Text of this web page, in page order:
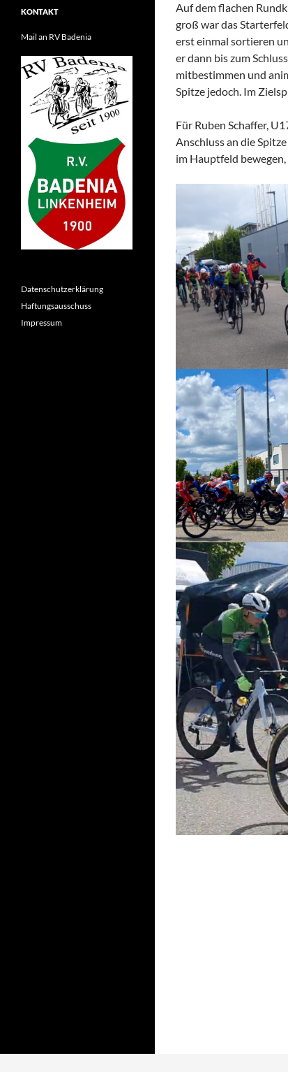
Auf dem flachen
groß war das
erst einmal sortieren
er dann bis zum
mitbestimmen und
Spitze jedoch. Im
Für Ruben Schaffer,
Anschluss an die
im Hauptfeld
KONTAKT
Mail an RV Badenia
Datenschutzerklärung
Haftungsausschuss
Impressum